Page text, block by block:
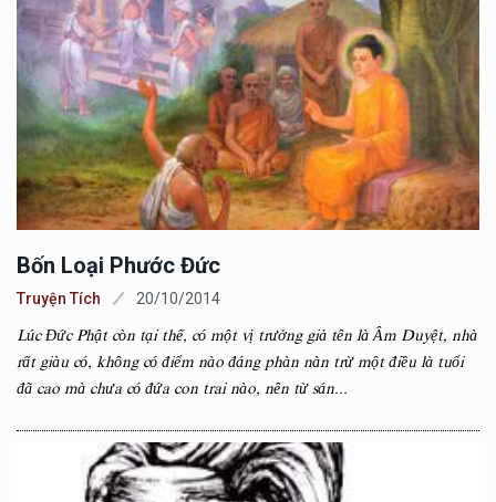
Bốn Loại Phước Đức
Truyện Tích 20/10/2014
Lúc Đức Phật còn tại thế, có một vị trưởng giả tên là Âm Duyệt, nhà
rất giàu có, không có điểm nào đáng phàn nàn trừ một điều là tuổi
đã cao mà chưa có đứa con trai nào, nên từ sán...